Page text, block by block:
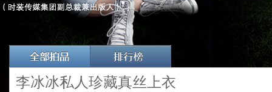
李冰冰私人珍藏真丝上衣